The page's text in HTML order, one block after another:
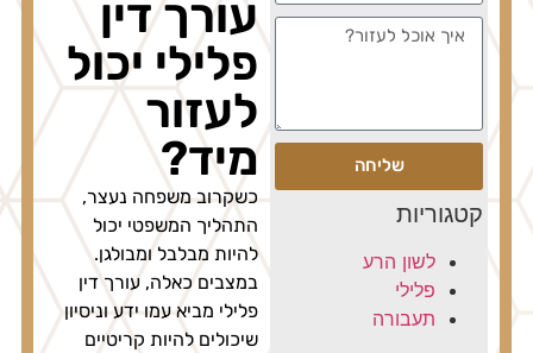
שליחה
קטגוריות
לשון הרע
פלילי
תעבורה
עורך דין
פלילי יכול
לעזור
מיד?
כשקרוב משפחה נעצר,
התהליך המשפטי יכול
להיות מבלבל ומבולגן.
במצבים כאלה, עורך דין
פלילי מביא עמו ידע וניסיון
שיכולים להיות קריטיים